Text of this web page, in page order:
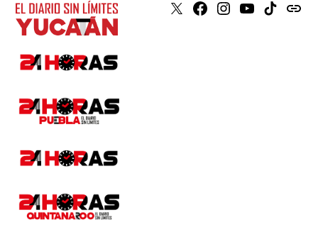
X Faceboook
Instagram
YoutubeTiktokissuu